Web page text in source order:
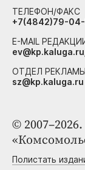
©
Полистать
ТЕЛЕФОН/ФАКС
+7(4842)79-
E-MAIL
ОТДЕЛ
sz@kp.kaluga.ru